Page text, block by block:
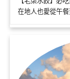
在地人也愛從午